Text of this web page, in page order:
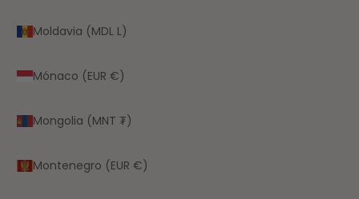
Moldavia (MDL L)
Mónaco (EUR €)
Mongolia (MNT ₮)
Montenegro (EUR €)